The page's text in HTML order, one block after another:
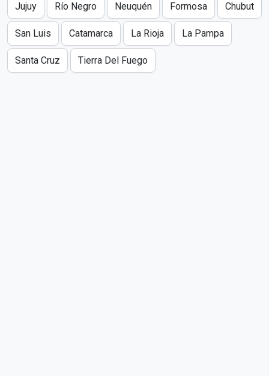
Jujuy Río Negro Neuquén Formosa Chubut
San Luis Catamarca La Rioja La Pampa
Santa Cruz Tierra Del Fuego